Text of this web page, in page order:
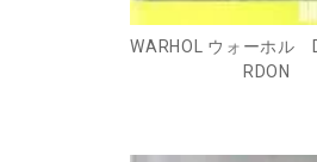
WARHOL ウォーホル
RDON